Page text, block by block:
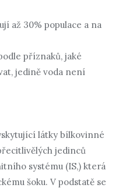
až 30% populace a na
příznaků, jaké
jedině voda není
látky bílkovinné
jedinců
systému (IS,) která
šoku. V podstatě se